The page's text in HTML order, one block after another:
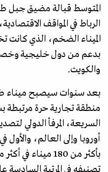
المتوسط قبالة مضيق جبل
الرباط في المواقف
الميناء الضخم، الذي كانت
بدعم من دول خليجية
والكويت.
بعد سنوات سيصبح ميناء
منطقة تجارية حرة
السريعة، المرفأ الدولي
أوروبا وإلى العالم، والأول
تصنيفه في المرتبة السادسة